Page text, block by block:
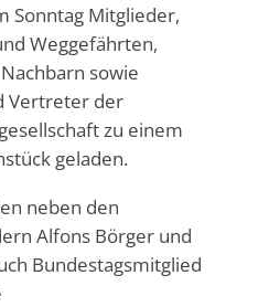
Sonntag Mitglieder,
Weggefährten,
sowie
Vertreter der
zu einem
geladen.
neben den
Alfons Börger und
Bundestagsmitglied